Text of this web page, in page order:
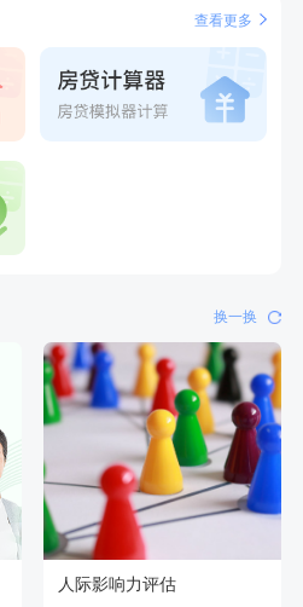
购买了联创雅斯奶锅DF-CP103M
成功预约了健康体检一档
查看更多
换一换
人际影响力评估